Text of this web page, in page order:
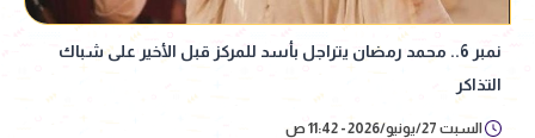
نمبر 6.. محمد رمضان يتراجل بأسد للمركز قبل الأخير على شباك
التذاكر
السبت 27/يونيو/2026 - 11:42 ص